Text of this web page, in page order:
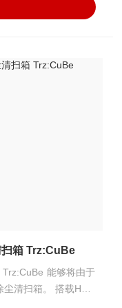
箱 Trz:CuBe
能够将由于
清扫箱。 搭载HDC